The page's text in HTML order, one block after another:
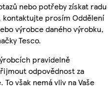
nebo potřeby získat radu
kontaktujte prosím Oddělení
výrobce daného výrobku,
Tesco.
pravidelně
odpovědnost za
však nemá vliv na Vaše